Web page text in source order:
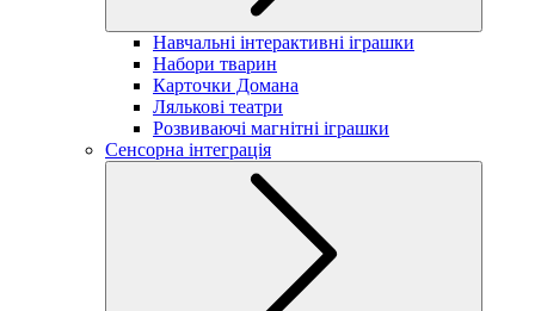
Навчальні інтерактивні іграшки
Набори тварин
Карточки Домана
Лялькові театри
Розвиваючі магнітні іграшки
Сенсорна інтеграція